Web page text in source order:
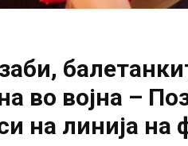
во војна –
на линија на